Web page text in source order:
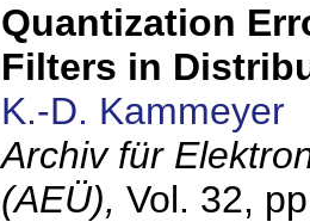
Quantization
Filters in
K.-D. Kammeyer
Archiv für
(AEÜ), Vol. 32,